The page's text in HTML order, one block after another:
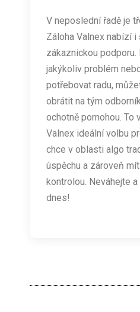
V neposlední řadě je
Záloha Valnex nabízí i
zákaznickou podporu.
jakýkoliv problém
potřebovat radu,
obrátit na tým
ochotně pomohou. To
Valnex ideální volbu
chce v oblasti algo
úspěchu a zároveň
kontrolou. Neváhejte
dnes!